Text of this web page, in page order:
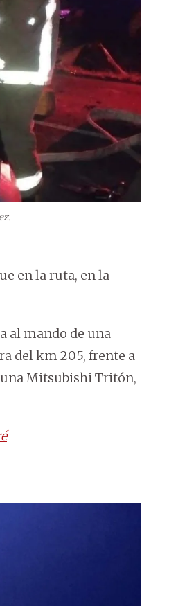
en la ruta, en la
al mando de una
del km 205, frente a
Mitsubishi Tritón,